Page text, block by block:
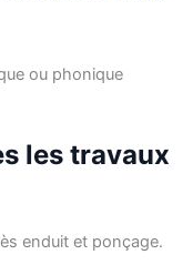
ou phonique
les travaux
enduit et ponçage.